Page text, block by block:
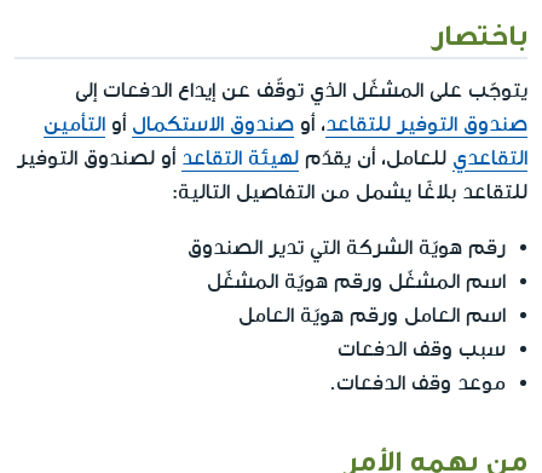
باختصار
يتوجّب على المشغّل الذي توقّف عن إيداع الدفعات إلى
صندوق التوفير للتقاعد، أو صندوق الاستكمال أو التأمين
التقاعدي للعامل، أن يقدّم لهيئة التقاعد أو لصندوق التوفير
للتقاعد بلاغًا يشمل من التفاصيل التالية:
رقم هويّة الشركة التي تدير الصندوق
اسم المشغّل ورقم هويّة المشغّل
اسم العامل ورقم هويّة العامل
سبب وقف الدفعات
موعد وقف الدفعات.
من يهمه الأمر